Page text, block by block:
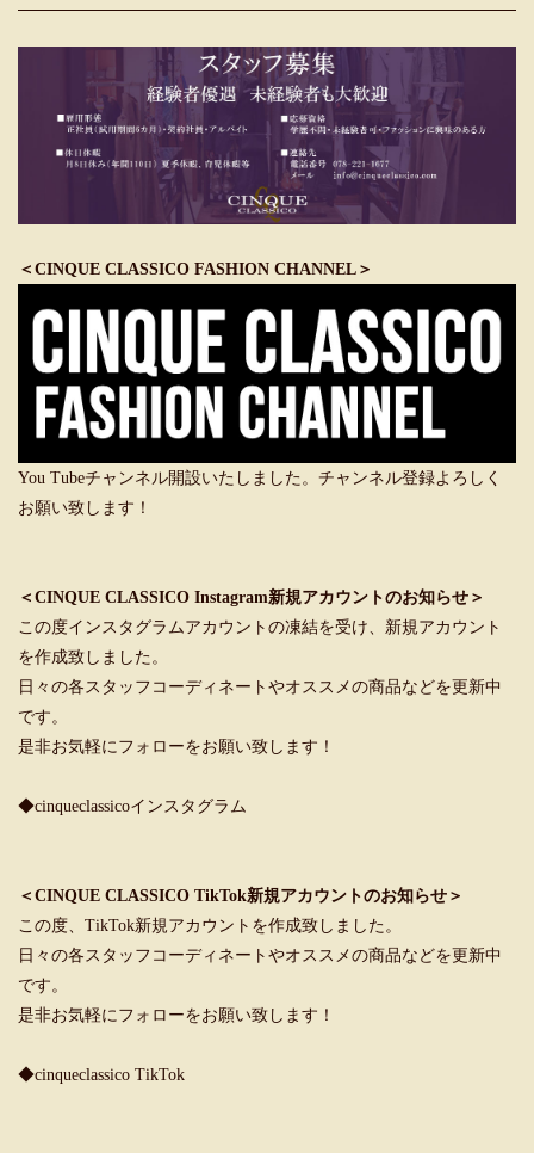
＜CINQUE CLASSICO FASHION CHANNEL＞
You Tubeチャンネル開設いたしました。チャンネル登録よろしく
お願い致します！
＜CINQUE CLASSICO Instagram新規アカウントのお知らせ＞
この度インスタグラムアカウントの凍結を受け、新規アカウント
を作成致しました。
日々の各スタッフコーディネートやオススメの商品などを更新中
です。
是非お気軽にフォローをお願い致します！
◆cinqueclassicoインスタグラム
＜CINQUE CLASSICO TikTok新規アカウントのお知らせ＞
この度、TikTok新規アカウントを作成致しました。
日々の各スタッフコーディネートやオススメの商品などを更新中
です。
是非お気軽にフォローをお願い致します！
◆cinqueclassico TikTok